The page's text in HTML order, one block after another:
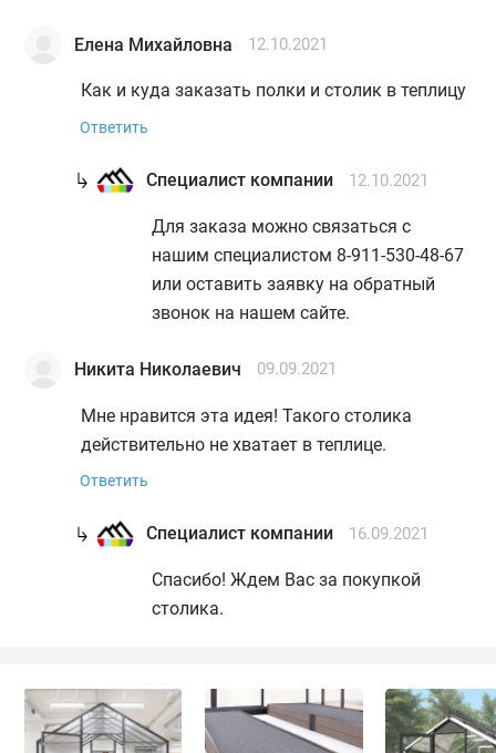
Елена Михайловна 12.10.2021
Как и куда заказать полки и столик в теплицу
Ответить
Специалист компании 12.10.2021
Для заказа можно связаться с
нашим специалистом 8-911-530-48-67
или оставить заявку на обратный
звонок на нашем сайте.
Никита Николаевич 09.09.2021
Мне нравится эта идея! Такого столика
действительно не хватает в теплице.
Ответить
Специалист компании 16.09.2021
Спасибо! Ждем Вас за покупкой
столика.